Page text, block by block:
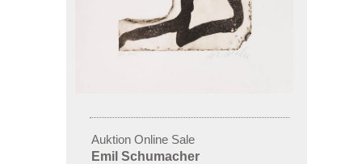
Auktion Online Sale
Emil Schumacher